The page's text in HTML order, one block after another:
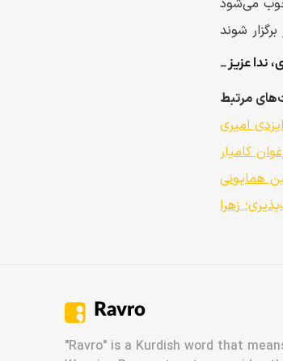
امیری
همایونی
زهرا
Ravro
"Ravro" is a Kurdish word that